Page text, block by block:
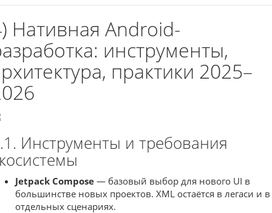
Нативная Android-
инструменты,
практики 2025–
Инструменты и требования
Jetpack Compose — базовый выбор для нового UI в
большинстве новых проектов. XML остаётся в легаси и в
отдельных сценариях.